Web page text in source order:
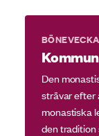
Den
strävar efter
monastiska
den